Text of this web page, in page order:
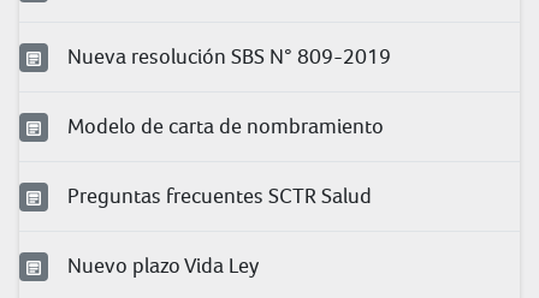
Nueva resolución SBS N° 809-2019
Modelo de carta de nombramiento
Preguntas frecuentes SCTR Salud
Nuevo plazo Vida Ley